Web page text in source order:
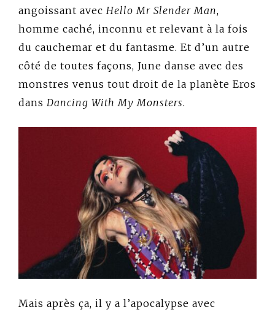
angoissant avec Hello Mr Slender Man,
homme caché, inconnu et relevant à la fois
du cauchemar et du fantasme. Et d’un autre
côté de toutes façons, June danse avec des
monstres venus tout droit de la planète Eros
dans Dancing With My Monsters.
Mais après ça, il y a l’apocalypse avec